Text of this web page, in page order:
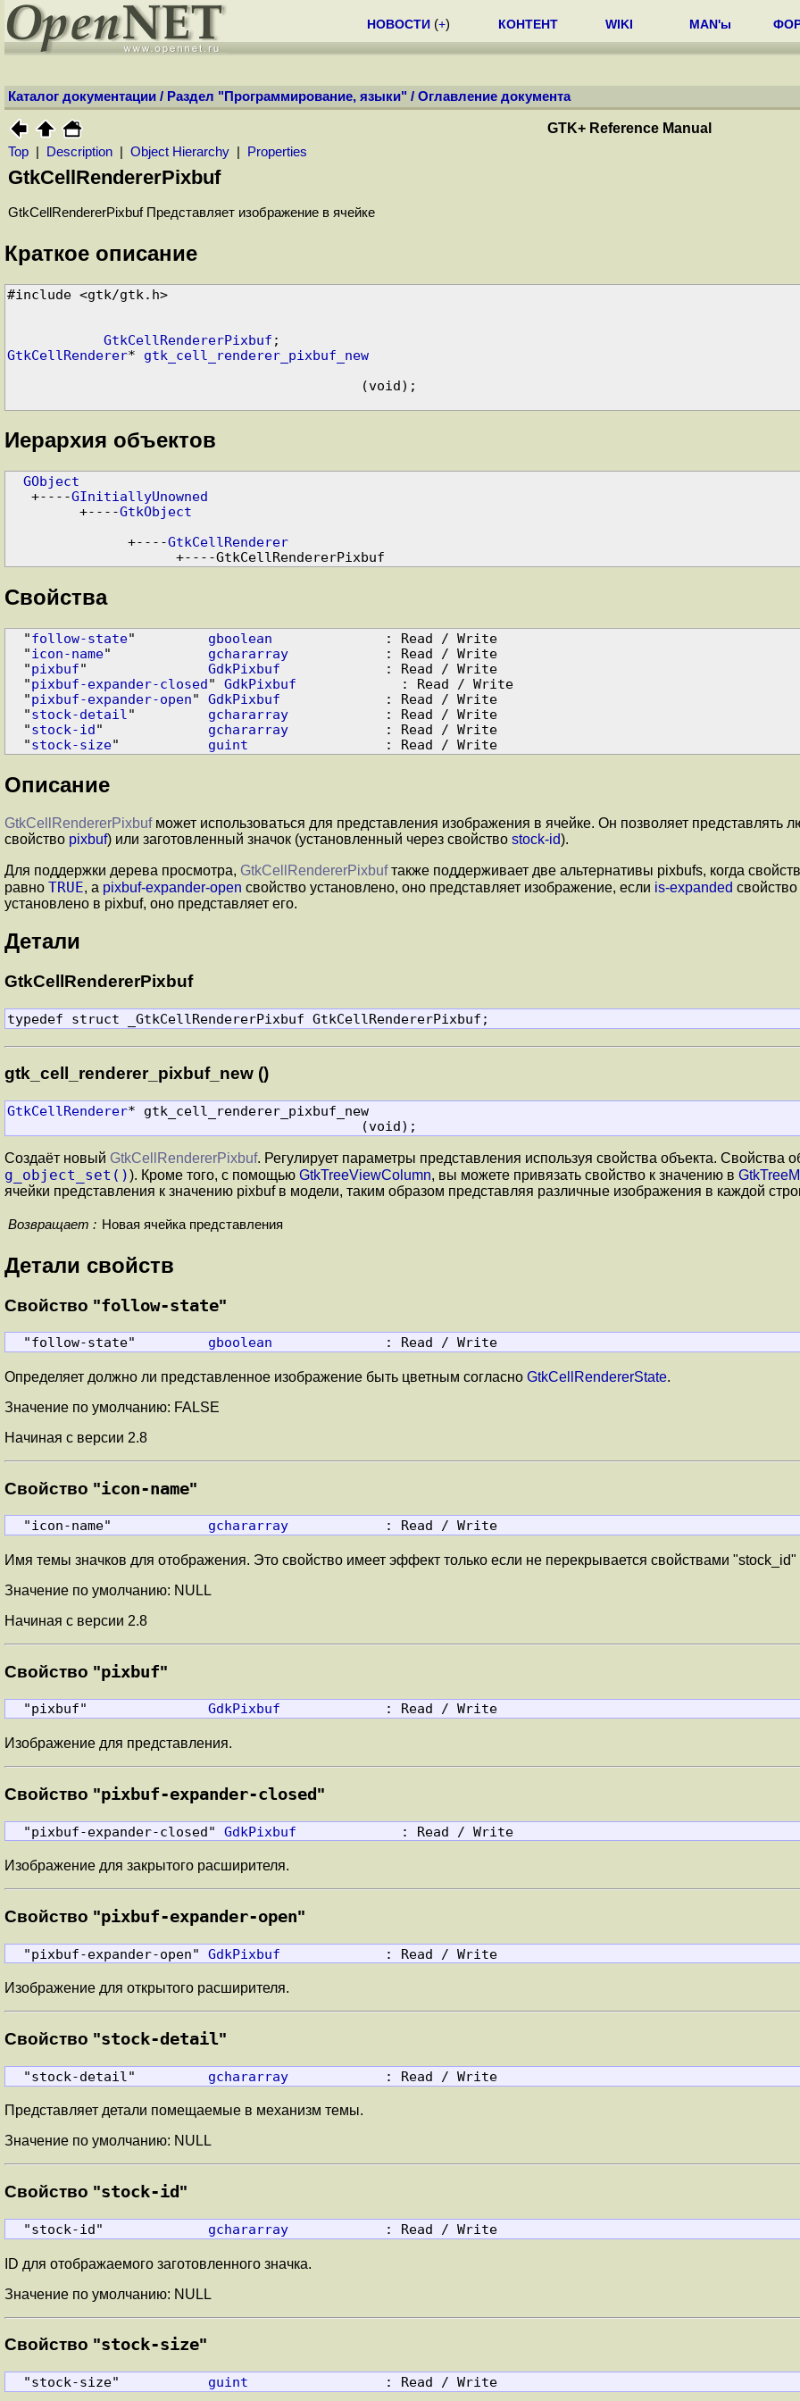
НОВОСТИ (+) КОНТЕНТ WIKI MAN'ы
Каталог документации / Раздел "Программирование, языки" / Оглавление документа
GTK+ Reference Manual
Top Description Object Hierarchy Properties
GtkCellRendererPixbuf
GtkCellRendererPixbuf Представляет изображение в ячейке
Краткое описание
#include <gtk/gtk.h>
GtkCellRendererPixbuf
GtkCellRenderer* gtk_cell_renderer_pixbuf_new
Иерархия объектов
GObject
   +----
GInitiallyUnowned
         +----
GtkObject
               +----
GtkCellRenderer
                     +----GtkCellRendererPixbuf
Свойства
  "
follow-state" gboolean
              : Read / Write
  "
icon-name" gchararray
            : Read / Write
  "
pixbuf" GdkPixbuf
             : Read / Write
  "
pixbuf-expander-closed" GdkPixbuf
             : Read / Write
  "
pixbuf-expander-open" GdkPixbuf
             : Read / Write
  "
stock-detail " gchararray
            : Read / Write
  "
stock-id" gchararray
            : Read / Write
  "
stock-size" guint
                 : Read / Write
Описание
GtkCellRendererPixbufможет использоваться для представления изображения в ячейке. Он позволяет представлять
свойство pixbuf) или заготовленный значок (установленный через свойство stock-id).
Для поддержки дерева просмотра, GtkCellRendererPixbufтакже поддерживает две альтернативы pixbufs, когда
равно TRUE, а pixbuf-expander-open свойство установлено, оно представляет изображение, если is-expanded
установлено в pixbuf, оно представляет его.
Детали
GtkCellRendererPixbuf
typedef struct _GtkCellRendererPixbuf GtkCellRendererPixbuf;
gtk_cell_renderer_pixbuf_new ()
GtkCellRenderer* gtk_cell_renderer_pixbuf_new
                                            (void);
Создаёт новый GtkCellRendererPixbuf. Регулирует параметры представления используя свойства объекта.
g_object_set()). Кроме того, с помощью GtkTreeViewColumn, вы можете привязать свойство к значению в
ячейки представления к значению pixbuf в модели, таким образом представляя различные изображения в каждой
Возвращает : Новая ячейка представления
Детали свойств
Свойство "follow-state"
  "follow-state"
gboolean
              : Read / Write
Определяет должно ли представленное изображение быть цветным согласно GtkCellRendererState.
Значение по умолчанию: FALSE
Начиная с версии 2.8
Свойство "icon-name"
  "icon-name"
gchararray
            : Read / Write
Имя темы значков для отображения. Это свойство имеет эффект только если не перекрывается свойствами
Значение по умолчанию: NULL
Начиная с версии 2.8
Свойство "pixbuf"
  "pixbuf"
GdkPixbuf
             : Read / Write
Изображение для представления.
Свойство "pixbuf-expander-closed"
  "pixbuf-expander-closed"
GdkPixbuf
             : Read / Write
Изображение для закрытого расширителя.
Свойство "pixbuf-expander-open"
  "pixbuf-expander-open"
GdkPixbuf
             : Read / Write
Изображение для открытого расширителя.
Свойство "stock-detail"
  "stock-detail"
gchararray
            : Read / Write
Представляет детали помещаемые в механизм темы.
Значение по умолчанию: NULL
Свойство "stock-id"
  "stock-id"
gchararray
            : Read / Write
ID для отображаемого заготовленного значка.
Значение по умолчанию: NULL
Свойство "stock-size"
  "stock-size"
guint
                 : Read / Write